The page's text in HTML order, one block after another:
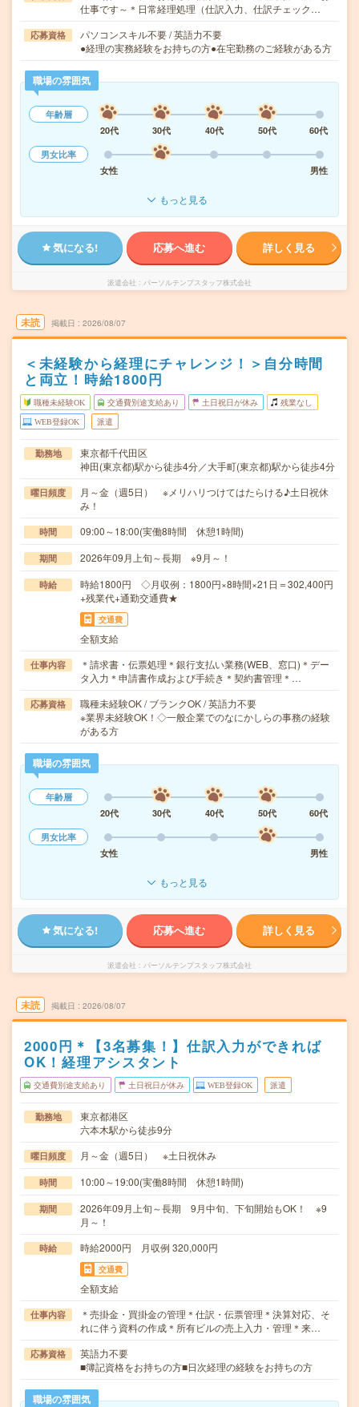
仕事です～＊日常経理処理（仕訳入力、仕訳チェック…
応募資格
パソコンスキル不要 / 英語力不要
●経理の実務経験をお持ちの方●在宅勤務のご経験がある方
職場の雰囲気
年齢層
20代
30代 40代 50代
60代
男女比率
女性
男性
もっと見る
気になる! 応募へ進む 詳しく見る
派遣会社 パーソルテンプスタッフ株式会社
未読 掲載日 2026/08/07
＜未経験から経理にチャレンジ！＞自分時間
と両立！時給1800円
職種未経験OK 交通費別途支給あり 土日祝日が休み 残業なし
WEB登録OK 派遣
勤務地
東京都千代田区
神田(東京都)駅から徒歩4分／大手町(東京都)駅から徒歩4分
曜日頻度
月～金（週5日） ※メリハリつけてはたらける♪土日祝休
み！
時間 09:00～18:00(実働8時間 休憩1時間)
期間 2026年09月上旬～長期 ※9月～！
時給
時給1800円 ◇月収例：1800円×8時間×21日＝302,400円
+残業代+通勤交通費★
交通費
全額支給
仕事内容
＊請求書・伝票処理＊銀行支払い業務(WEB、窓口)＊デー
タ入力＊申請書作成および手続き＊契約書管理＊…
応募資格
職種未経験OK / ブランクOK / 英語力不要
※業界未経験OK！◇一般企業でのなにかしらの事務の経験
がある方
職場の雰囲気
年齢層
20代
30代 40代 50代
60代
男女比率
女性
男性
もっと見る
気になる! 応募へ進む 詳しく見る
派遣会社 パーソルテンプスタッフ株式会社
未読 掲載日 2026/08/07
2000円＊【3名募集！】仕訳入力ができれば
OK！経理アシスタント
交通費別途支給あり 土日祝日が休み WEB登録OK 派遣
勤務地
東京都港区
六本木駅から徒歩9分
曜日頻度 月～金（週5日） ※土日祝休み
時間 10:00～19:00(実働8時間 休憩1時間)
期間
2026年09月上旬～長期 9月中旬、下旬開始もOK！ ※9
月～！
時給 時給2000円 月収例 320,000円
交通費
全額支給
仕事内容
＊売掛金・買掛金の管理＊仕訳・伝票管理＊決算対応、そ
れに伴う資料の作成＊所有ビルの売上入力・管理＊来…
応募資格
英語力不要
■簿記資格をお持ちの方■日次経理の経験をお持ちの方
職場の雰囲気